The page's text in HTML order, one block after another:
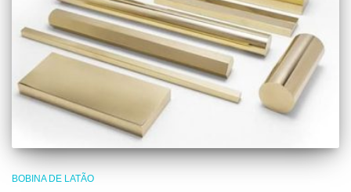
BOBINA DE LATÃO